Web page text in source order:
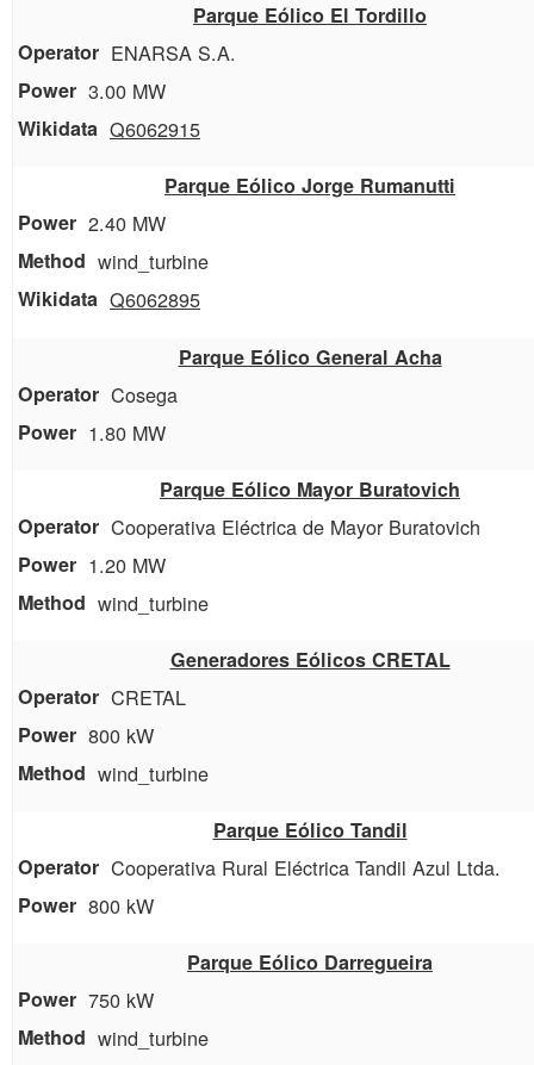
Parque Eólico El Tordillo
ENARSA S.A.
3.00 MW
Q6062915
Parque Eólico Jorge Rumanutti
2.40 MW
wind_turbine
Q6062895
Parque Eólico General Acha
Cosega
1.80 MW
Parque Eólico Mayor Buratovich
Cooperativa Eléctrica de Mayor Buratovich
1.20 MW
wind_turbine
Generadores Eólicos CRETAL
CRETAL
800 kW
wind_turbine
Parque Eólico Tandil
Cooperativa Rural Eléctrica Tandil Azul Ltda.
800 kW
Parque Eólico Darregueira
750 kW
wind_turbine